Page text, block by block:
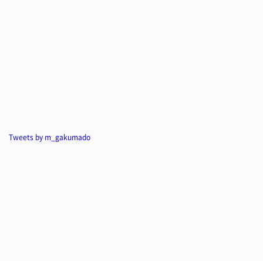
Tweets by m_gakumado